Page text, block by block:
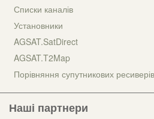
Списки каналів
Установники
AGSAT.SatDirect
AGSAT.T2Map
Порівняння супутникових ресиверів
Наші партнери